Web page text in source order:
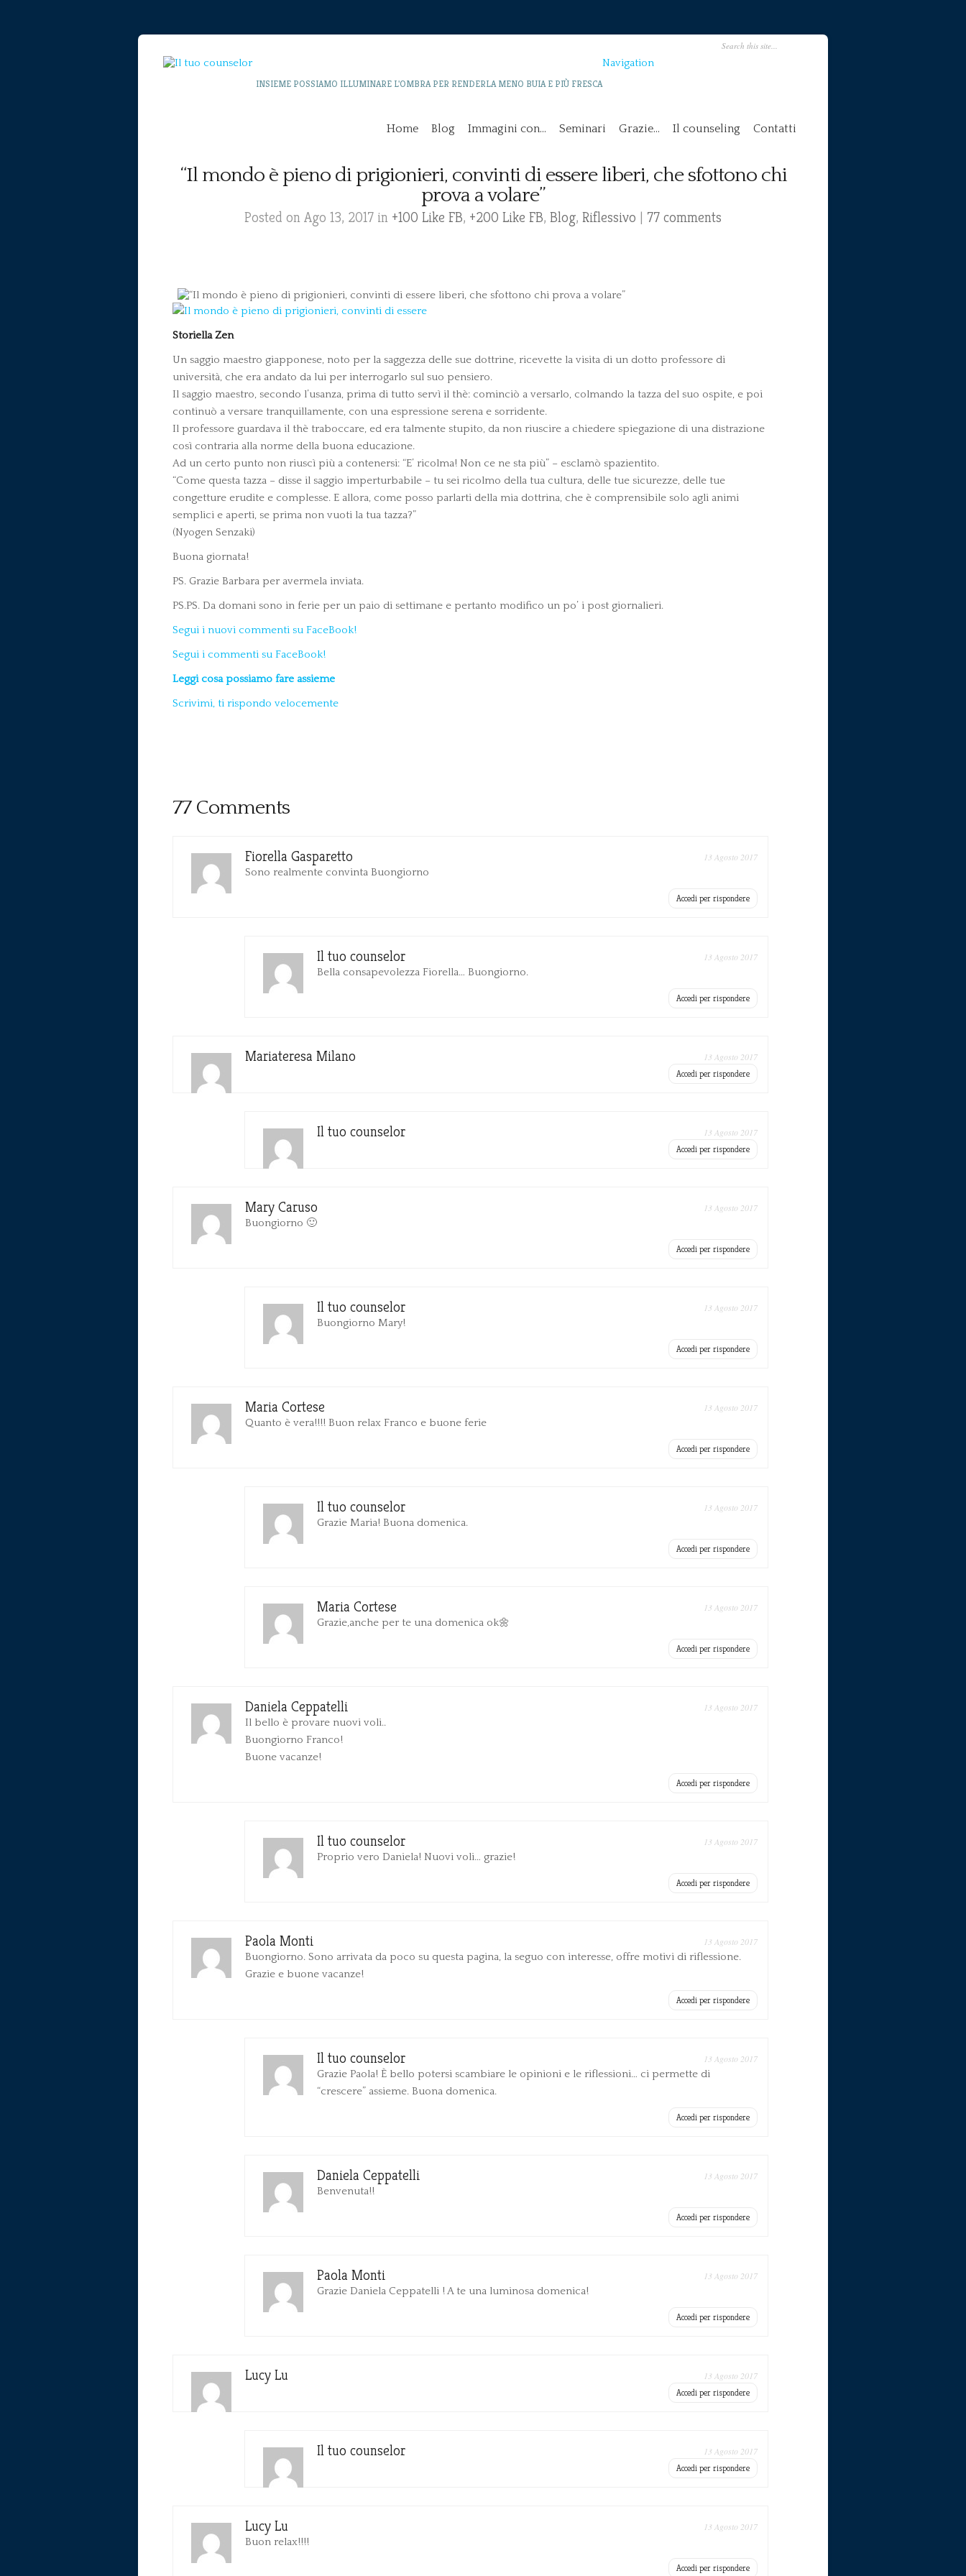
INSIEME POSSIAMO ILLUMINARE L'OMBRA PER RENDERLA MENO BUIA E PIÙ FRESCA
Navigation
Home Blog Immagini con… Seminari Grazie… Il counseling Contatti
“Il mondo è pieno di prigionieri, convinti di essere liberi, che sfottono chi
prova a volare”
Posted on Ago 13, 2017 in +100 Like FB, +200 Like FB, Blog, Riflessivo | 77 comments
Storiella Zen
Un saggio maestro giapponese, noto per la saggezza delle sue dottrine, ricevette la visita di un dotto professore di
università, che era andato da lui per interrogarlo sul suo pensiero.
Il saggio maestro, secondo l’usanza, prima di tutto servì il thè: cominciò a versarlo, colmando la tazza del suo ospite, e poi
continuò a versare tranquillamente, con una espressione serena e sorridente.
Il professore guardava il thè traboccare, ed era talmente stupito, da non riuscire a chiedere spiegazione di una distrazione
così contraria alla norme della buona educazione.
Ad un certo punto non riuscì più a contenersi: “E’ ricolma! Non ce ne sta più” – esclamò spazientito.
“Come questa tazza – disse il saggio imperturbabile – tu sei ricolmo della tua cultura, delle tue sicurezze, delle tue
congetture erudite e complesse. E allora, come posso parlarti della mia dottrina, che è comprensibile solo agli animi
semplici e aperti, se prima non vuoti la tua tazza?”
(Nyogen Senzaki)
Buona giornata!
PS. Grazie Barbara per avermela inviata.
PS.PS. Da domani sono in ferie per un paio di settimane e pertanto modifico un po’ i post giornalieri.
Segui i nuovi commenti su FaceBook!
Segui i commenti su FaceBook!
Leggi cosa possiamo fare assieme
Scrivimi, ti rispondo velocemente
77 Comments
Fiorella Gasparetto 13 Agosto 2017
Sono realmente convinta Buongiorno
Accedi per rispondere
Il tuo counselor 13 Agosto 2017
Bella consapevolezza Fiorella… Buongiorno.
Accedi per rispondere
Mariateresa Milano 13 Agosto 2017
Accedi per rispondere
Il tuo counselor 13 Agosto 2017
Accedi per rispondere
Mary Caruso 13 Agosto 2017
Buongiorno 🙂
Accedi per rispondere
Il tuo counselor 13 Agosto 2017
Buongiorno Mary!
Accedi per rispondere
Maria Cortese 13 Agosto 2017
Quanto è vera!!!! Buon relax Franco e buone ferie
Accedi per rispondere
Il tuo counselor 13 Agosto 2017
Grazie Maria! Buona domenica.
Accedi per rispondere
Maria Cortese 13 Agosto 2017
Grazie,anche per te una domenica ok🌼
Accedi per rispondere
Daniela Ceppatelli 13 Agosto 2017
Il bello è provare nuovi voli..
Buongiorno Franco!
Buone vacanze!
Accedi per rispondere
Il tuo counselor 13 Agosto 2017
Proprio vero Daniela! Nuovi voli… grazie!
Accedi per rispondere
Paola Monti 13 Agosto 2017
Buongiorno. Sono arrivata da poco su questa pagina, la seguo con interesse, offre motivi di riflessione.
Grazie e buone vacanze!
Accedi per rispondere
Il tuo counselor 13 Agosto 2017
Grazie Paola! È bello potersi scambiare le opinioni e le riflessioni… ci permette di
“crescere” assieme. Buona domenica.
Accedi per rispondere
Daniela Ceppatelli 13 Agosto 2017
Benvenuta!!
Accedi per rispondere
Paola Monti 13 Agosto 2017
Grazie Daniela Ceppatelli ! A te una luminosa domenica!
Accedi per rispondere
Lucy Lu 13 Agosto 2017
Accedi per rispondere
Il tuo counselor 13 Agosto 2017
Accedi per rispondere
Lucy Lu 13 Agosto 2017
Buon relax!!!!
Accedi per rispondere